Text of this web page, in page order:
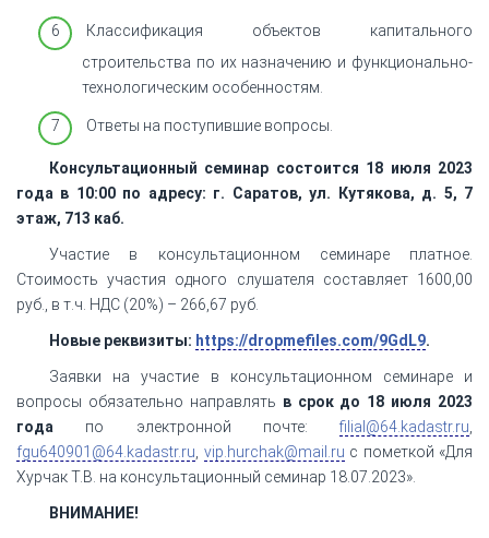
Классификация объектов капитального
строительства по их назначению и функционально-
технологическим особенностям.
Ответы на поступившие вопросы.
Консультационный семинар состоится 18 июля 2023
года в 10:00 по адресу: г. Саратов, ул. Кутякова, д. 5, 7
этаж, 713 каб.
Участие в консультационном семинаре платное.
Стоимость участия одного слушателя составляет 1600,00
руб., в т.ч. НДС (20%) – 266,67 руб.
Новые реквизиты: https://dropmefiles.com/9GdL9.
Заявки на участие в консультационном семинаре и
вопросы обязательно направлять в срок до 18 июля 2023
года по электронной почте: filial@64.kadastr.ru
fgu640901@64.kadastr.ru vip.hurchak@mail.ru с пометкой «Для
Хурчак Т.В. на консультационный семинар 18.07.2023».
ВНИМАНИЕ!